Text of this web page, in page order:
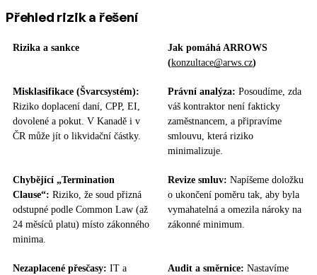
Přehled rizik a řešení
Rizika a sankce
Jak pomáhá ARROWS
(konzultace@arws.cz)
Misklasifikace (Švarcsystém):
Riziko doplacení daní, CPP, EI,
dovolené a pokut. V Kanadě i v
ČR může jít o likvidační částky.
Právní analýza: Posoudíme, zda
váš kontraktor není fakticky
zaměstnancem, a připravíme
smlouvu, která riziko
minimalizuje.
Chybějící „Termination
Clause“: Riziko, že soud přizná
odstupné podle Common Law (až
24 měsíců platu) místo zákonného
minima.
Revize smluv: Napíšeme doložku
o ukončení poměru tak, aby byla
vymahatelná a omezila nároky na
zákonné minimum.
Nezaplacené přesčasy: IT a
Audit a směrnice: Nastavíme